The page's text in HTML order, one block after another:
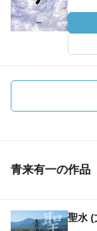
青来有一の作品
聖水 (